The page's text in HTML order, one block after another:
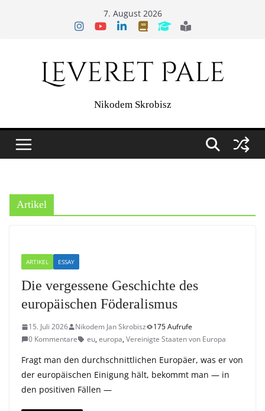
7. August 2026
Leveret Pale
Nikodem Skrobisz
Artikel
ARTIKEL ESSAY
Die vergessene Geschichte des
europäischen Föderalismus
15. Juli 2026 Nikodem Jan Skrobisz
175 Aufrufe
0 Kommentare
eu,europa,Vereinigte Staaten von Europa
Fragt man den durchschnittlichen Europäer, was er von
der europäischen Einigung hält, bekommt man — in
den positiven Fällen —